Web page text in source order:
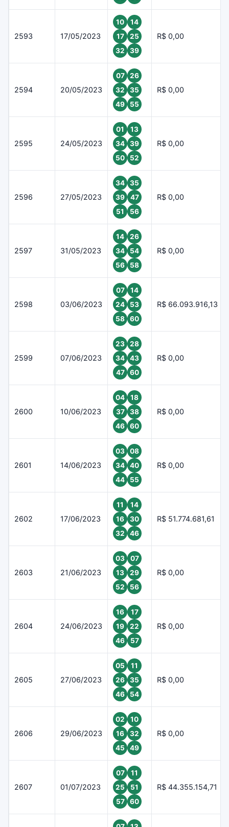
2593 17/05/2023
10
14
17
25
32
39
R$ 0,00
2594 20/05/2023
07
26
32
35
49
55
R$ 0,00
2595 24/05/2023
01
13
34
39
50
52
R$ 0,00
2596 27/05/2023
34
35
39
47
51
56
R$ 0,00
2597 31/05/2023
14
26
34
54
56
58
R$ 0,00
2598 03/06/2023
07
14
24
53
58
60
R$ 66.093.916,13
2599 07/06/2023
23
28
34
43
47
60
R$ 0,00
2600 10/06/2023
04
18
37
38
46
60
R$ 0,00
2601 14/06/2023
03
08
34
40
44
55
R$ 0,00
2602 17/06/2023
11
14
16
30
32
46
R$ 51.774.681,61
2603 21/06/2023
03
07
13
29
52
56
R$ 0,00
2604 24/06/2023
16
17
19
22
46
57
R$ 0,00
2605 27/06/2023
05
11
26
35
46
54
R$ 0,00
2606 29/06/2023
02
10
16
32
45
49
R$ 0,00
2607 01/07/2023
07
11
25
51
57
60
R$ 44.355.154,71